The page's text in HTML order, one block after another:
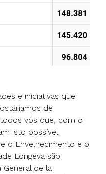
e iniciativas que
de
vós que, com o
isto possível.
o Envelhecimento e o
Longeva são
de la